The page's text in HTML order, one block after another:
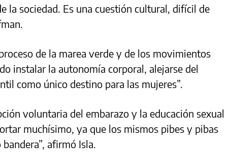
la sociedad. Es una cuestión cultural, difícil de
de la marea verde y de los movimientos
instalar la autonomía corporal, alejarse del
como único destino para las mujeres”.
voluntaria del embarazo y la educación sexual
muchísimo, ya que los mismos pibes y pibas
afirmó Isla.